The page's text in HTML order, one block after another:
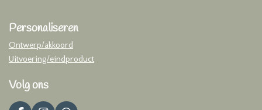
Personaliseren
Ontwerp/akkoord
Uitvoering/eindproduct
Volg ons